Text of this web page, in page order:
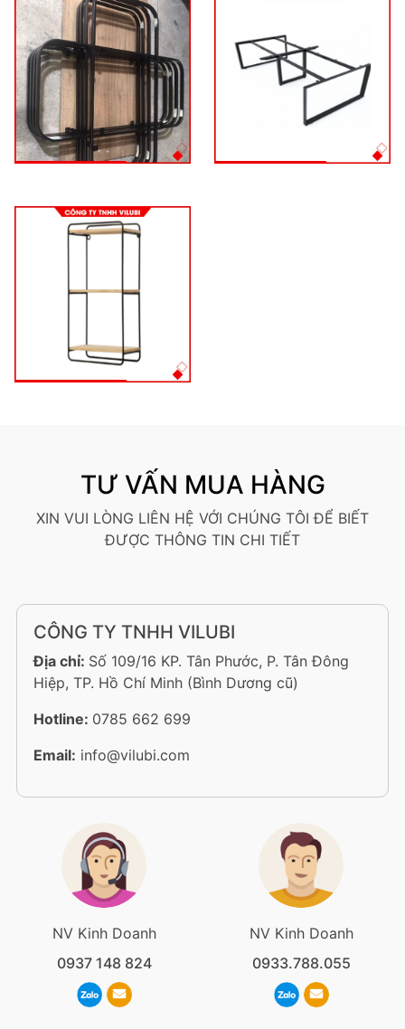
TƯ VẤN MUA HÀNG
XIN VUI LÒNG LIÊN HỆ VỚI CHÚNG TÔI ĐỂ BIẾT
ĐƯỢC THÔNG TIN CHI TIẾT
CÔNG TY TNHH VILUBI
Địa chỉ: Số 109/16 KP. Tân Phước, P. Tân Đông
Hiệp, TP. Hồ Chí Minh (Bình Dương cũ)
Hotline: 0785 662 699
Email: info@vilubi.com
NV Kinh Doanh
0937 148 824
NV Kinh Doanh
0933.788.055